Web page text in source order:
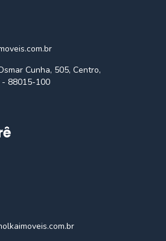
Cunha, 505, Centro,
- 88015-100